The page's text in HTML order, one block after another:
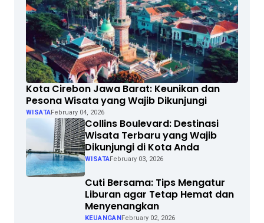
Kota Cirebon Jawa Barat: Keunikan dan
Pesona Wisata yang Wajib Dikunjungi
WISATAFebruary 04, 2026
Collins Boulevard: Destinasi
Wisata Terbaru yang Wajib
Dikunjungi di Kota Anda
WISATAFebruary 03, 2026
Cuti Bersama: Tips Mengatur
Liburan agar Tetap Hemat dan
Menyenangkan
KEUANGAN February 02, 2026